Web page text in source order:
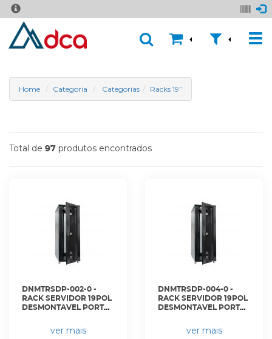
Home Categoria Categorias Racks 19”
Total de 97 produtos encontrados
DNMTRSDP-002-0 -
RACK SERVIDOR 19POL
DESMONTAVEL PORTA
PRETO S/ GUIAS - DN-
RSDP-44-60.110PT - D-
ver mais
DNMTRSDP-004-0 -
RACK SERVIDOR 19POL
DESMONTAVEL PORTA
PRETO C/ GUIAS - DN-
RSDP-44-80.100PT - D-
ver mais